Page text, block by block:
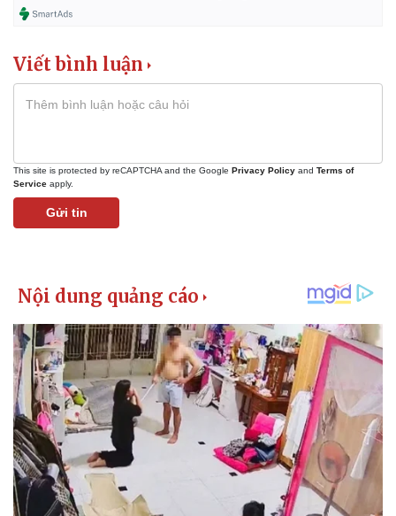
Bất động sản
Giá cà phê
Viết bình luận
This site is protected by reCAPTCHA and the Google Privacy Policy and Terms of
Service apply.
Gửi tin